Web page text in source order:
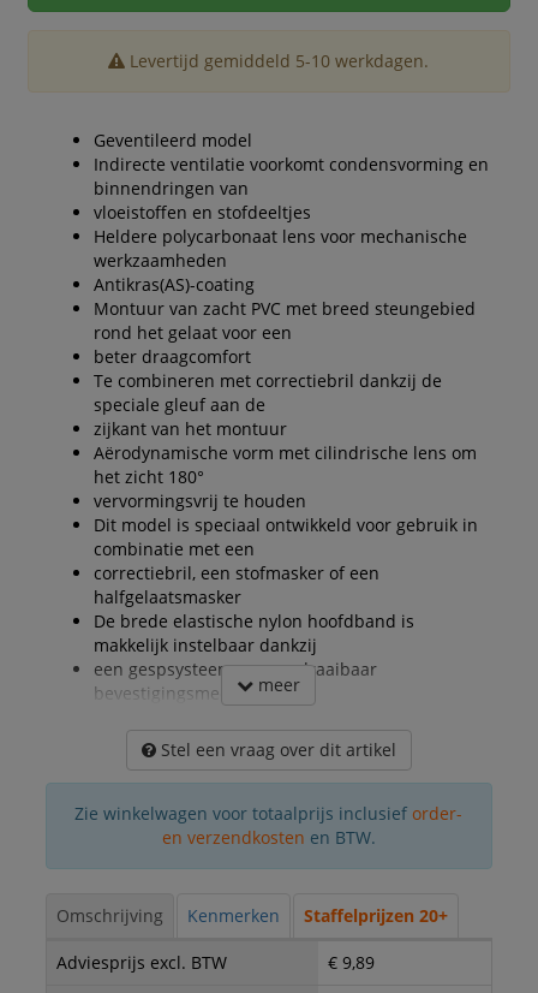
Levertijd gemiddeld 5-10 werkdagen.
Geventileerd model
Indirecte ventilatie voorkomt condensvorming en
binnendringen van
vloeistoffen en stofdeeltjes
Heldere polycarbonaat lens voor mechanische
werkzaamheden
Antikras(AS)-coating
Montuur van zacht PVC met breed steungebied
rond het gelaat voor een
beter draagcomfort
Te combineren met correctiebril dankzij de
speciale gleuf aan de
zijkant van het montuur
Aërodynamische vorm met cilindrische lens om
het zicht 180°
vervormingsvrij te houden
Dit model is speciaal ontwikkeld voor gebruik in
combinatie met een
correctiebril, een stofmasker of een
halfgelaatsmasker
De brede elastische nylon hoofdband is
makkelijk instelbaar dankzij
een gespsysteem en een draaibaar
bevestigingsmechanisme
meer
Stel een vraag over dit artikel
Zie winkelwagen voor totaalprijs inclusief order-
en verzendkosten en BTW.
Omschrijving Kenmerken Staffelprijzen 20+
Adviesprijs excl. BTW
€ 9,89